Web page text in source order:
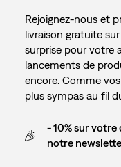
Rejoignez-nous et
livraison gratuite
surprise pour votre
lancements de
encore. Comme
plus sympas au fil
- 10% sur
notre